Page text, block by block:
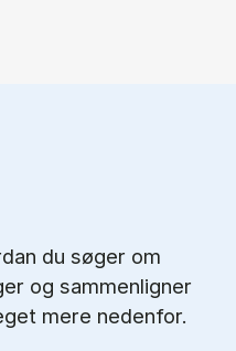
du søger om
og sammenligner
mere nedenfor.